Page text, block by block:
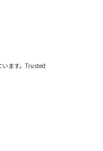
います。Trusted